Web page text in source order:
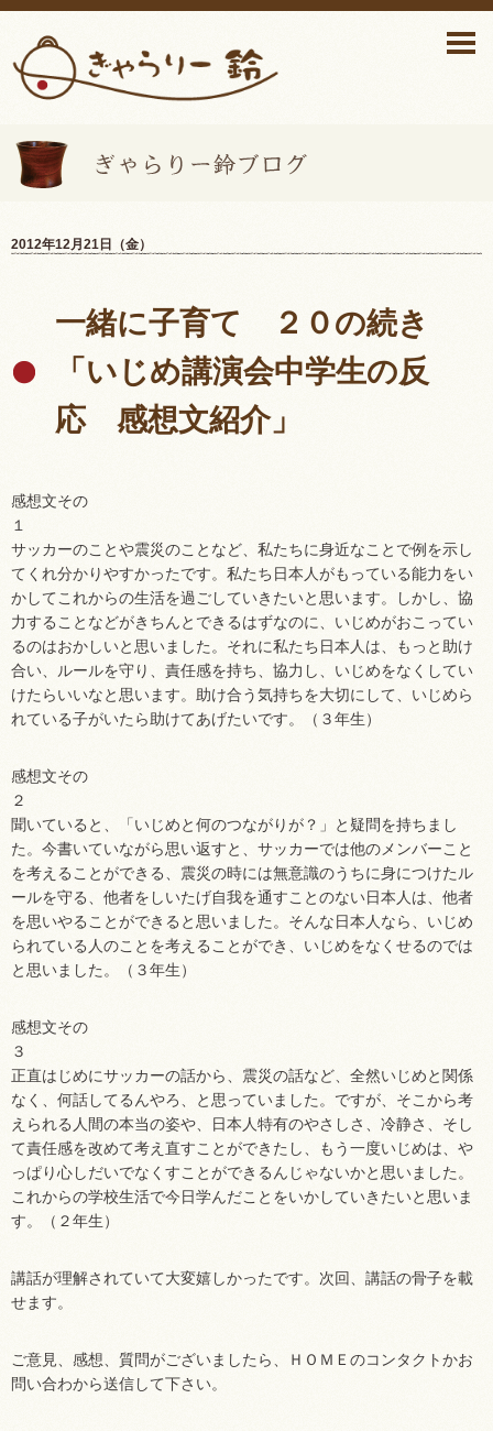
2012年12月21日（金）
一緒に子育て ２０の続き
「いじめ講演会中学生の反
応 感想文紹介」
感想文その
サッカーのことや震災のことなど、私たちに身近なことで例を示し
てくれ分かりやすかったです。私たち日本人がもっている能力をい
かしてこれからの生活を過ごしていきたいと思います。しかし、協
力することなどがきちんとできるはずなのに、いじめがおこってい
るのはおかしいと思いました。それに私たち日本人は、もっと助け
合い、ルールを守り、責任感を持ち、協力し、いじめをなくしてい
けたらいいなと思います。助け合う気持ちを大切にして、いじめら
れている子がいたら助けてあげたいです。（３年生）
感想文その
聞いていると、「いじめと何のつながりが？」と疑問を持ちまし
た。今書いていながら思い返すと、サッカーでは他のメンバーこと
を考えることができる、震災の時には無意識のうちに身につけたル
ールを守る、他者をしいたげ自我を通すことのない日本人は、他者
を思いやることができると思いました。そんな日本人なら、いじめ
られている人のことを考えることができ、いじめをなくせるのでは
と思いました。（３年生）
感想文その
正直はじめにサッカーの話から、震災の話など、全然いじめと関係
なく、何話してるんやろ、と思っていました。ですが、そこから考
えられる人間の本当の姿や、日本人特有のやさしさ、冷静さ、そし
て責任感を改めて考え直すことができたし、もう一度いじめは、や
っぱり心しだいでなくすことができるんじゃないかと思いました。
これからの学校生活で今日学んだことをいかしていきたいと思いま
す。（２年生）
講話が理解されていて大変嬉しかったです。次回、講話の骨子を載
せます。
ご意見、感想、質問がございましたら、ＨＯＭＥのコンタクトかお
問い合わから送信して下さい。